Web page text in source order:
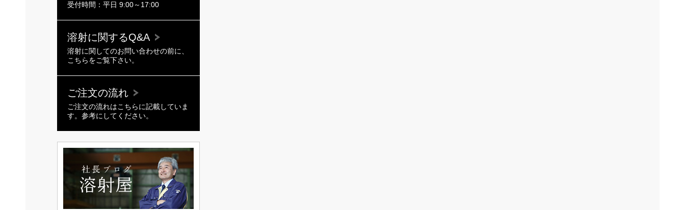
受付時間：平日 9:00～17:00
溶射に関するQ&A
溶射に関してのお問い合わせの前に、
こちらをご覧下さい。
ご注文の流れ
ご注文の流れはこちらに記載していま
す。参考にしてください。